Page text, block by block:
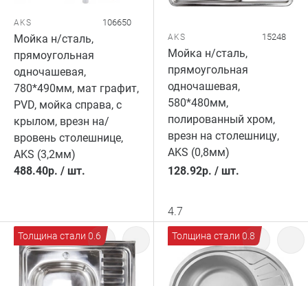
AKS 106650
Мойка н/сталь,
прямоугольная
одночашевая,
780*490мм, мат графит,
PVD, мойка справа, с
крылом, врезн на/
вровень столешнице,
AKS (3,2мм)
488.40р. / шт.
AKS 15248
Мойка н/сталь,
прямоугольная
одночашевая,
580*480мм,
полированный хром,
врезн на столешницу,
AKS (0,8мм)
128.92р. / шт.
4.7
Толщина стали 0.6 Толщина стали 0.8